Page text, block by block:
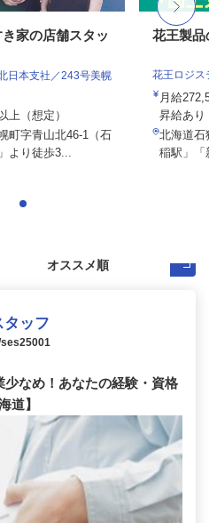
家の店舗スタッ
日本支社／243号美幌
上（想定）
町字青山北46-1（石
より徒歩3...
花王製品
花王ロジ
月給
昇給あ
北海道石
稲駅」
タッフ
ses25001
なめ！あなたの経験・資格
道】